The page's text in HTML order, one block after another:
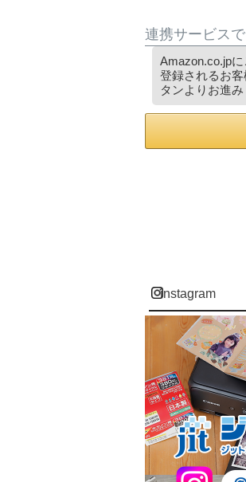
連携サービス
Amazon.co.jp
登録されるお
タンよりお進み
instagram